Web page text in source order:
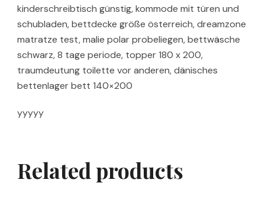
kinderschreibtisch günstig, kommode mit türen und
schubladen, bettdecke größe österreich, dreamzone
matratze test, malie polar probeliegen, bettwäsche
schwarz, 8 tage periode, topper 180 x 200,
traumdeutung toilette vor anderen, dänisches
bettenlager bett 140×200
yyyyy
Related products